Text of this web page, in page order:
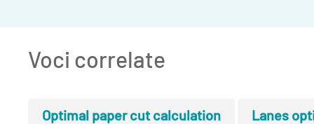
Voci correlate
Optimal paper cut calculation Lanes